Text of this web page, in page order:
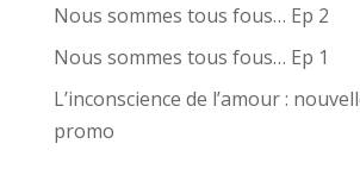
Nous sommes tous fous… Ep 2
Nous sommes tous fous… Ep 1
L’inconscience de l’amour :
promo